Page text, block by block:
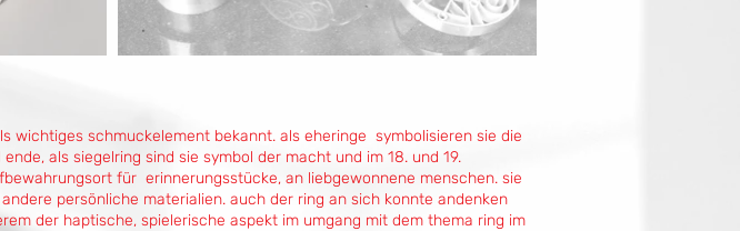
wichtiges schmuckelement bekannt. als eheringe symbolisieren sie die
als siegelring sind sie symbol der macht und im 18. und 19.
für erinnerungsstücke, an liebgewonnene menschen. sie
persönliche materialien. auch der ring an sich konnte andenken
der haptische, spielerische aspekt im umgang mit dem thema ring im